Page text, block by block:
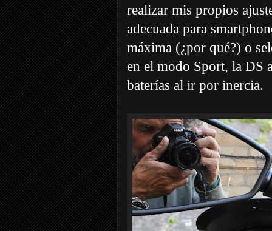
realizar mis propios
adecuada para
máxima (¿por qué?) o
en el modo Sport, la DS
baterías al ir por inercia.